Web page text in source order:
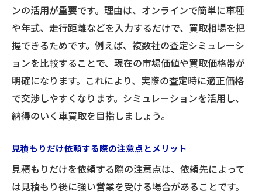
ンの活用が重要です。理由は、オンラインで簡単に車種
や年式、走行距離などを入力するだけで、買取相場を把
握できるためです。例えば、複数社の査定シミュレーシ
ョンを比較することで、現在の市場価値や買取価格帯が
明確になります。これにより、実際の査定時に適正価格
で交渉しやすくなります。シミュレーションを活用し、
納得のいく車買取を目指しましょう。
見積もりだけ依頼する際の注意点とメリット
見積もりだけを依頼する際の注意点は、依頼先によって
は見積もり後に強い営業を受ける場合があることです。